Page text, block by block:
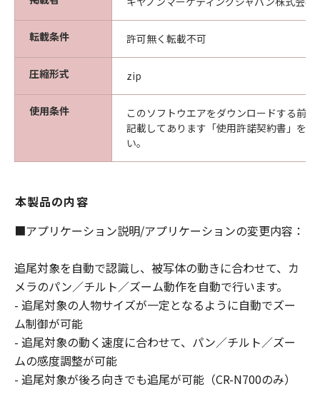
は、ご自身の裁量とリスクで「許諾ソフト
を使用することから生じた、使用コンピュ
ータの損傷またはデータ損失については、
お客様のみが全責任を負います。
(3) キヤノン、キヤノンの子会社、キヤノン
の関連会社、それらの販売代理店または販
売店、ならびにキヤノンのライセンサー
行または不法行為によりお客様に損害が生
囲内で、かつ過去12か月間に「許諾ソフト
金額を上限として、これらを賠償する責任
を負うものとし、特別な事情から生じた損
害その他の結果（結果を予見しまたは予見
し得た場合を含みます。）については一切
責任を負わないものとします。ただし、そ
の故意または重過失による債務不履行また
は不法行為に起因してお客様に生じた損害
転載条件 許可無く転載不可
圧縮形式 zip
使用条件
このソフトウエアをダウンロードする前
記載してあります「使用許諾契約書」を
い。
本製品の内容
■アプリケーション説明/アプリケーションの変更内容：
追尾対象を自動で認識し、被写体の動きに合わせて、カ
メラのパン／チルト／ズーム動作を自動で行います。
- 追尾対象の人物サイズが一定となるように自動でズー
ム制御が可能
- 追尾対象の動く速度に合わせて、パン／チルト／ズー
ムの感度調整が可能
- 追尾対象が後ろ向きでも追尾が可能（CR-N700のみ）